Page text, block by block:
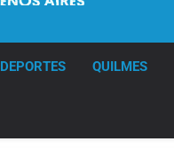
DEPORTES QUILMES